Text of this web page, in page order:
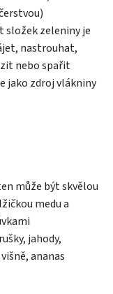
zeleniny je
nastrouhat,
nebo spařit
jako zdroj vlákniny
může být skvělou
medu a
jahody,
ananas